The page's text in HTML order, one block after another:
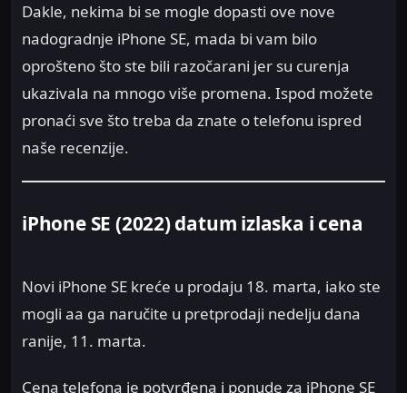
Dakle, nekima bi se mogle dopasti ove nove
nadogradnje iPhone SE, mada bi vam bilo
oprošteno što ste bili razočarani jer su curenja
ukazivala na mnogo više promena. Ispod možete
pronaći sve što treba da znate o telefonu ispred
naše recenzije.
iPhone SE (2022) datum izlaska i cena
Novi iPhone SE kreće u prodaju 18. marta, iako ste
mogli aa ga naručite u pretprodaji nedelju dana
ranije, 11. marta.
Cena telefona je potvrđena i ponude za iPhone SE